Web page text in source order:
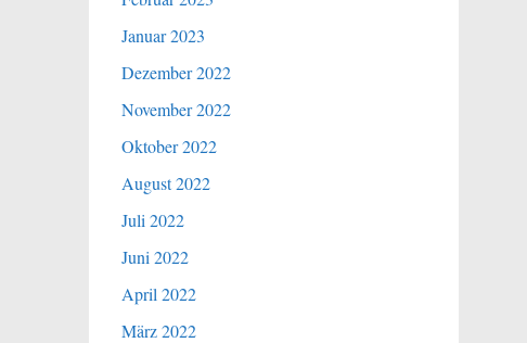
Januar 2023
Dezember 2022
November 2022
Oktober 2022
August 2022
Juli 2022
Juni 2022
April 2022
März 2022